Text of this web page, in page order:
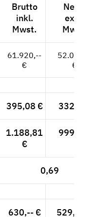
Brutto
inkl.
Mwst.
Netto
exkl.
Mwst.
61.920,--
€
52.034,--
€
395,08 € 332,-- €
1.188,81
€
999,-- €
0,69
630,-- € 529,41 €